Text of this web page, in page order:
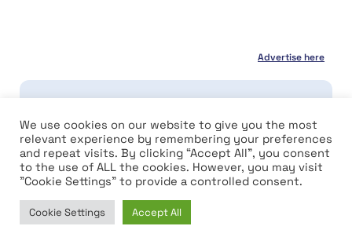
Advertise here
Disclaimer:The information presented in this
article is for informational and educational
purposes only. The article does not constitute
financial advice or advice of any kind. Coin
Edition is not responsible for any losses
incurred as a result of the utilization of content,
products, or services mentioned. Readers are
advised to exercise caution before taking any
action related to the company.
Home News
We use cookies on our website to give you the most
relevant experience by remembering your preferences
and repeat visits. By clicking “Accept All”, you consent
to the use of ALL the cookies. However, you may visit
"Cookie Settings" to provide a controlled consent.
Cookie Settings Accept All